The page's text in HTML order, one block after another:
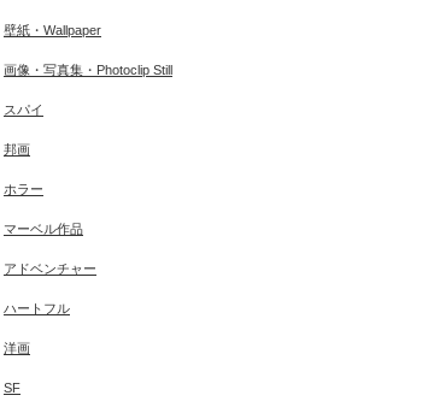
壁紙・Wallpaper
画像・写真集・Photoclip Still
スパイ
邦画
ホラー
マーベル作品
アドベンチャー
ハートフル
洋画
SF